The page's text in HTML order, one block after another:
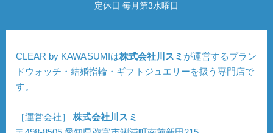
定休日 毎月第3水曜日
CLEAR by KAWASUMIは株式会社川スミ が運営するブラン
ドウォッチ・結婚指輪・ギフトジュエリーを扱う専門店で
す。
［運営会社］株式会社川スミ